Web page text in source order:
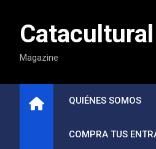
contenidoCatacultural
Magazine
QUIÉNES SOMOS
COMPRA TUS